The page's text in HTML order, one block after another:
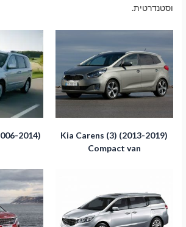
וסטנדרטית.
Kia Carens (3) (2013-2019)
Compact van
2014)